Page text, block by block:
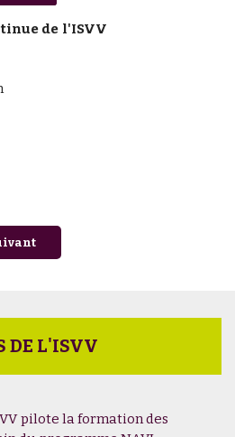
de l'ISVV
- Les Vendanges du Savoir -
suivant : Archéologie des
DE L'ISVV
pilote la formation des